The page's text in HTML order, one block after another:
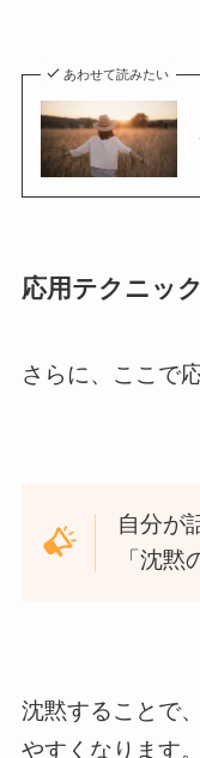
あわせて読みたい
応用テクニック
さらに、ここで
自分が
「沈黙
沈黙することで
やすくなります。